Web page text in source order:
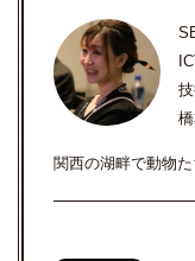
関西の湖畔で動物た